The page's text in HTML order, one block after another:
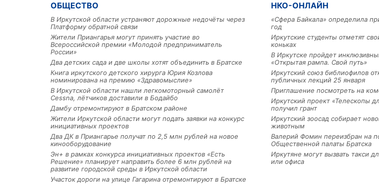
ОБЩЕСТВО
В Иркутской области устраняют дорожные недочёты через
Платформу обратной связи
Жители Приангарья могут принять участие во
Всероссийской премии «Молодой предприниматель
России»
Два детских сада и две школы хотят объединить в Братске
Книга иркутского детского хирурга Юрия Козлова
номинирована на премию «Здравомыслие»
В Иркутской области нашли легкомоторный самолёт
Cessna, лётчиков доставили в Бодайбо
Дамбу отремонтируют в Братском районе
Жители Иркутской области могут подать заявки на конкурс
инициативных проектов
Два ДК в Приангарье получат по 2,5 млн рублей на новое
кинооборудование
Эн+ в рамках конкурса инициативных проектов «Есть
Решение» планирует направить более 6 млн рублей на
развитие городской среды в Иркутской области
Участок дороги на улице Гагарина отремонтируют в Братске
НКО-ОНЛАЙН
«Сфера Байкала» определила
год
Иркутские студенты отметят
коньках
В Иркутске пройдет
«Открытая рампа. Свой путь»
Иркутский союз библиофилов
публичных лекций 25 января
Приглашение посмотреть на
Иркутский проект «Телескопы
получил грант
Иркутский зоосад собирает
животным
Валерий Фомин переизбран на
Общественной палаты Братска
Иркутяне могут вызвать такси
или офиса